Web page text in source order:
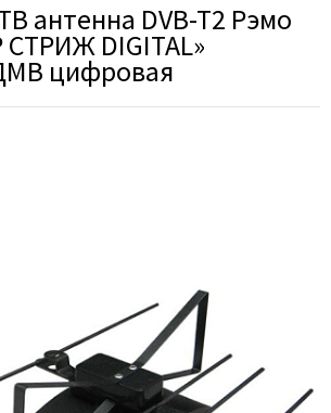
антенна DVB-T2 Рэмо
СТРИЖ DIGITAL»
цифровая